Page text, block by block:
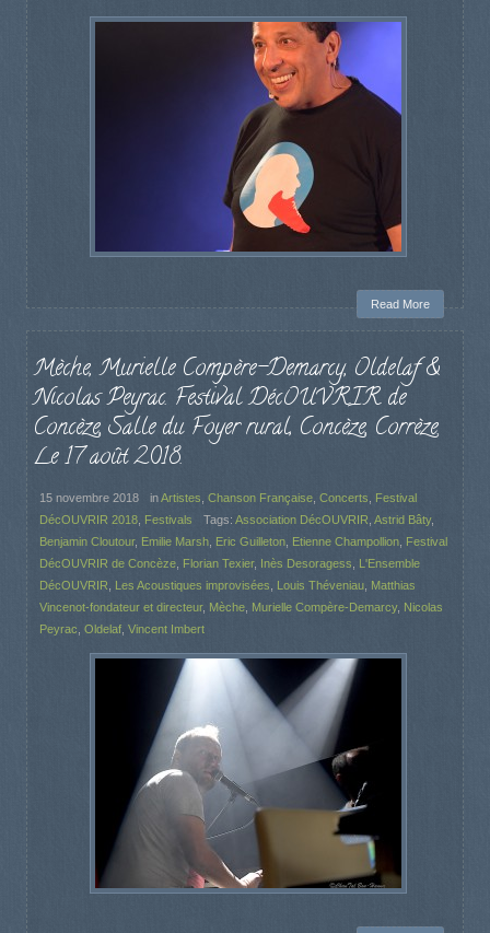
Read More
Mèche, Murielle Compère-Demarcy, Oldelaf &
Nicolas Peyrac. Festival DécOUVRIR de
Concèze, Salle du Foyer rural, Concèze, Corrèze.
Le 17 août 2018.
15 novembre 2018 inArtistes Chanson Française Concerts
Festival
DécOUVRIR 2018 Festivals Tags: Association DécOUVRIR Astrid Bâty,
Benjamin Cloutour, Emilie Marsh Eric Guilleton Etienne Champollion Festival
DécOUVRIR de Concèze Florian Texier, Inès Desoragess
L'Ensemble
DécOUVRIR
Les Acoustiques improvisées Louis Théveniau Matthias
Vincenot-fondateur et directeur, Mèche Murielle Compère-Demarcy, Nicolas
Peyrac Oldelaf Vincent Imbert